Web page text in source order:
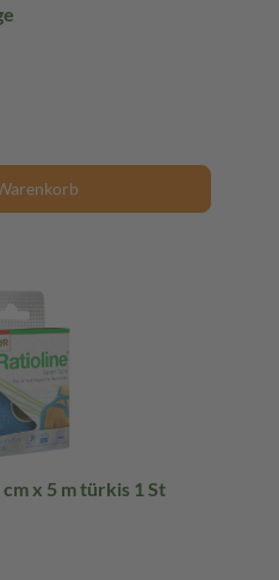
x 5 m türkis 1 St